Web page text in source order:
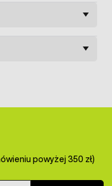
powyżej 350 zł)